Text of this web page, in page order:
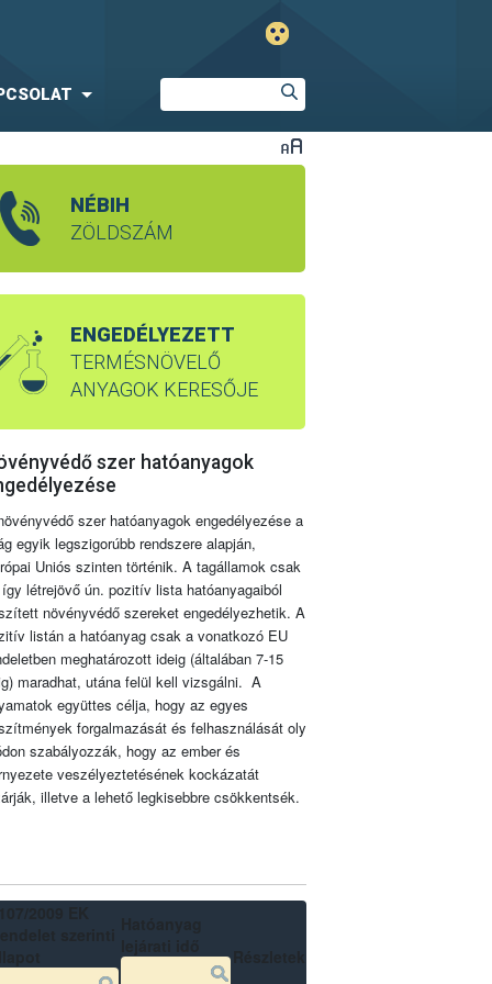
NÉBIH
ZÖLDSZÁM
ENGEDÉLYEZETT
TERMÉSNÖVELŐ
ANYAGOK KERESŐJE
szer hatóanyagok
szer hatóanyagok engedélyezése a
egyik legszigorúbb rendszere alapján,
Uniós szinten történik. A tagállamok csak
létrejövő ún. pozitív lista hatóanyagaiból
növényvédő szereket engedélyezhetik. A
listán a hatóanyag csak a vonatkozó EU
meghatározott ideig (általában 7-15
maradhat, utána felül kell vizsgálni. A
együttes célja, hogy az egyes
forgalmazását és felhasználását oly
szabályozzák, hogy az ember és
veszélyeztetésének kockázatát
illetve a lehető legkisebbre csökkentsék.